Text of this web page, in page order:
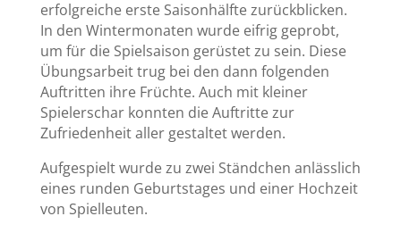
erfolgreiche erste Saisonhälfte zurückblicken.
In den Wintermonaten wurde eifrig geprobt,
um für die Spielsaison gerüstet zu sein. Diese
Übungsarbeit trug bei den dann folgenden
Auftritten ihre Früchte. Auch mit kleiner
Spielerschar konnten die Auftritte zur
Zufriedenheit aller gestaltet werden.
Aufgespielt wurde zu zwei Ständchen anlässlich
eines runden Geburtstages und einer Hochzeit
von Spielleuten.